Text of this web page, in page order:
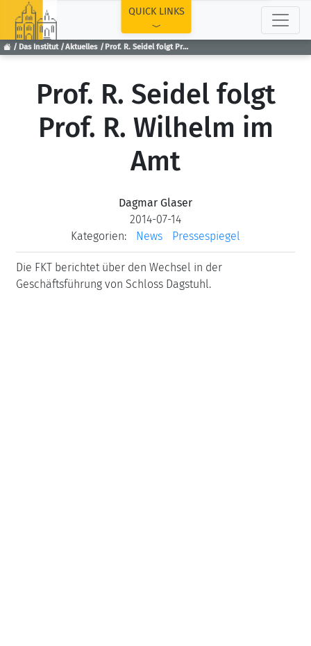
Das Institut Aktuelles Prof. R. Seidel folgt Prof. R. Wilhelm im Amt
QUICK LINKS
Prof. R. Seidel folgt
Prof. R. Wilhelm im
Amt
Dagmar Glaser
2014-07-14
Kategorien:
News Pressespiegel
Die FKT berichtet über den Wechsel in der
Geschäftsführung von Schloss Dagstuhl.